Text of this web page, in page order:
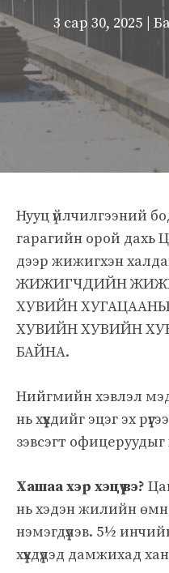
3 сар 30, 2025 |
Нууц үйлчилгээний
гарагийн орой дахь
дээр жижигхэн
ЖИЖИГЧДИЙН
ХУВИЙН
ХУВИЙН ХУВИЙН
БАЙНА.
Нийгмийн хэвлэл
нь хүүхдийг эцэг эх
зэвсэгт офицеруудыг
Хашаа хэр хэцүү вэ?
нь хэдэн жилийн
нэмэгдүүлэв. 5½
хүүхдүүдэд дамжихад